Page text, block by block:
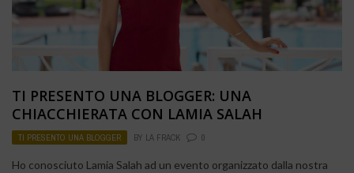
TI PRESENTO UNA BLOGGER: UNA
CHIACCHIERATA CON LAMIA SALAH
TI PRESENTO UNA BLOGGER BY LA FRACK 0
Ho conosciuto Lamia Salah ad un evento organizzato dalla nostra